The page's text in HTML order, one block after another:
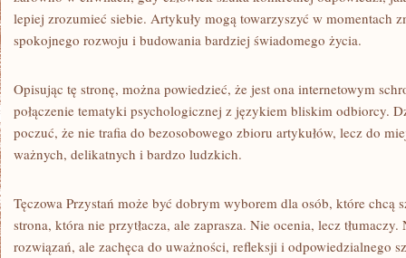
lepiej zrozumieć siebie. Artykuły mogą towarzyszyć w momentach
spokojnego rozwoju i budowania bardziej świadomego życia.
Opisując tę stronę, można powiedzieć, że jest ona internetowym
połączenie tematyki psychologicznej z językiem bliskim odbiorcy.
poczuć, że nie trafia do bezosobowego zbioru artykułów, lecz do
ważnych, delikatnych i bardzo ludzkich.
Tęczowa Przystań może być dobrym wyborem dla osób, które chcą
strona, która nie przytłacza, ale zaprasza. Nie ocenia, lecz
rozwiązań, ale zachęca do uważności, refleksji i odpowiedzialnego